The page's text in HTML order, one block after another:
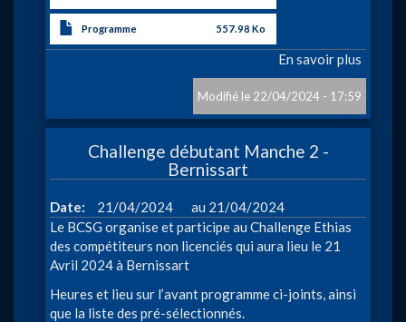
Programme 557.98 Ko
En savoir plus
22/04/2024 - 17:59
Challenge débutant Manche 2 -
Bernissart
Date 21/04/2024 à
21/04/2024
Le BCSG organise et participe au Challenge Ethias
des compétiteurs non licenciés qui aura lieu le 21
Avril 2024 à Bernissart
Heures et lieu sur l’avant programme ci-joints, ainsi
que la liste des pré-sélectionnés.